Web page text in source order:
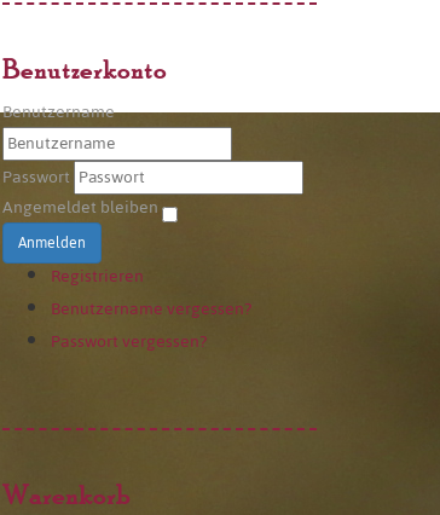
Benutzerkonto
Benutzername
Passwort
Angemeldet bleiben
Anmelden
Registrieren
Benutzername vergessen?
Passwort vergessen?
Warenkorb